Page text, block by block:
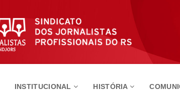
INSTITUCIONAL HISTÓRIA